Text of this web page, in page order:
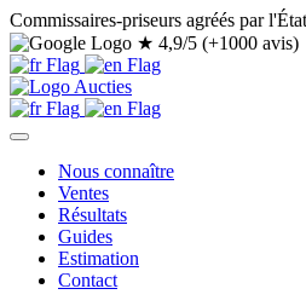
Commissaires-priseurs agréés par
★ 4,9/5 (+1000 avis)
Nous connaître
Ventes
Résultats
Guides
Estimation
Contact